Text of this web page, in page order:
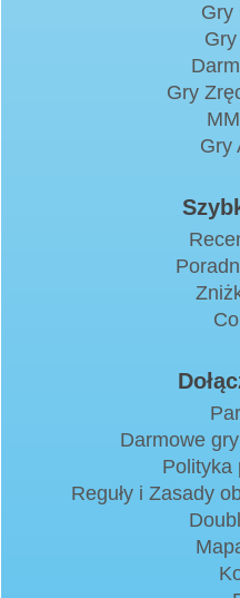
Gry
Gry
Gry
Darmowe
Polityka
Reguły i Zasady